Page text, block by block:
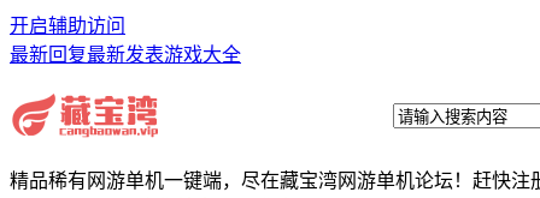
开启辅助访问
最新回复最新发表游戏大全
精品稀有网游单机一键端，尽在藏宝湾网游单机论坛！赶快注